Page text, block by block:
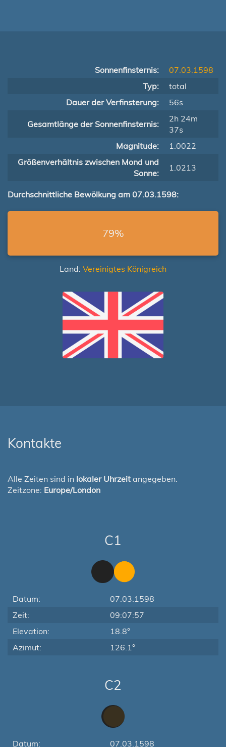
Sonnenfinsternis:
07.03.1598
Typ:
total
Dauer der Verfinsterung:
56s
Gesamtlänge der Sonnenfinsternis:
2h 24m
37s
Magnitude:
1.0022
Größenverhältnis zwischen Mond und
Sonne:
1.0213
Durchschnittliche Bewölkung am 07.03.1598:
79%
Land: Vereinigtes Königreich
Kontakte
Alle Zeiten sind in lokaler Uhrzeit angegeben.
Zeitzone: Europe/London
C1
Datum:
07.03.1598
Zeit:
09:07:57
Elevation:
18.8°
Azimut:
126.1°
C2
Datum: 07.03.1598